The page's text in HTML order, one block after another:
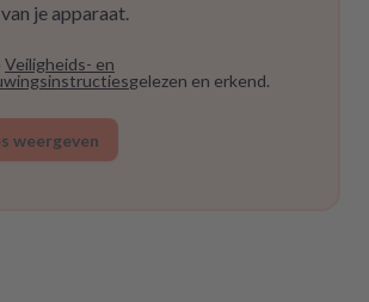
je apparaat.
Veiligheids- en
gelezen en erkend.
weergeven